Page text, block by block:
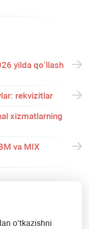
yilda qoʻllash
rekvizitlar
хizmatlarning
va MIX
oʻtkazishni